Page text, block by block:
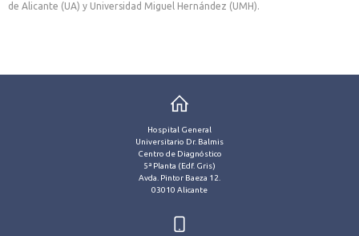
de Alicante (UA) y Universidad Miguel Hernández (UMH).
Hospital General
Universitario Dr. Balmis
Centro de Diagnóstico
5ª Planta (Edf. Gris)
Avda. Pintor Baeza 12.
03010 Alicante